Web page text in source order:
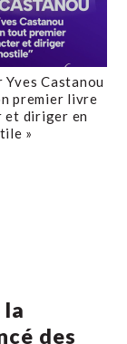
Yves Castanou
premier livre
et diriger en
»
des